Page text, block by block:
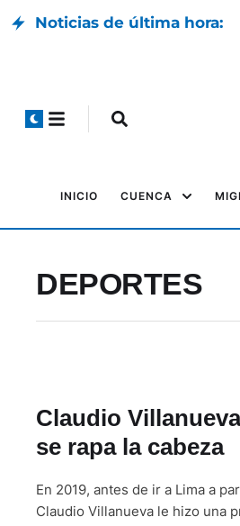
Noticias de última hora:
INICIO CUENCA
DEPORTES
Claudio
se rapa la cabeza
En 2019, antes de ir a Lima a
Claudio Villanueva le hizo una